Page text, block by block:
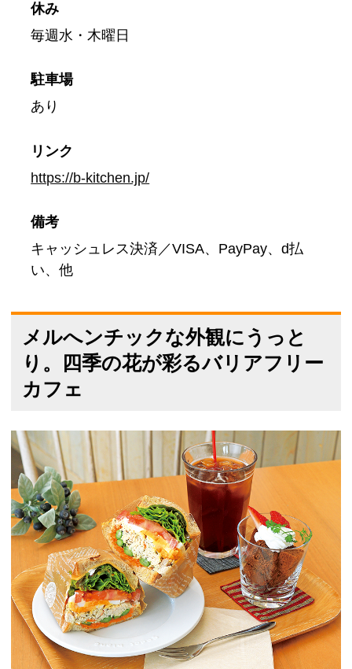
休み
毎週水・木曜日
駐車場
あり
リンク
https://b-kitchen.jp/
備考
キャッシュレス決済／VISA、PayPay、d払
い、他
メルへンチックな外観にうっと
り。四季の花が彩るバリアフリー
カフェ